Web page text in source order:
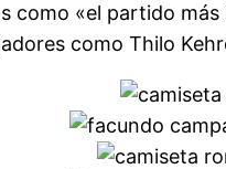
«el partido
como Thilo